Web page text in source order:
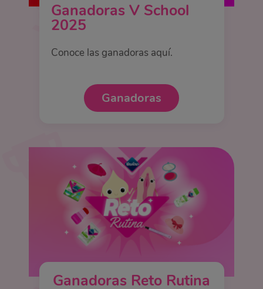
Ganadoras V School
2025
Conoce las ganadoras aquí.
Ganadoras
Ganadoras Reto Rutina